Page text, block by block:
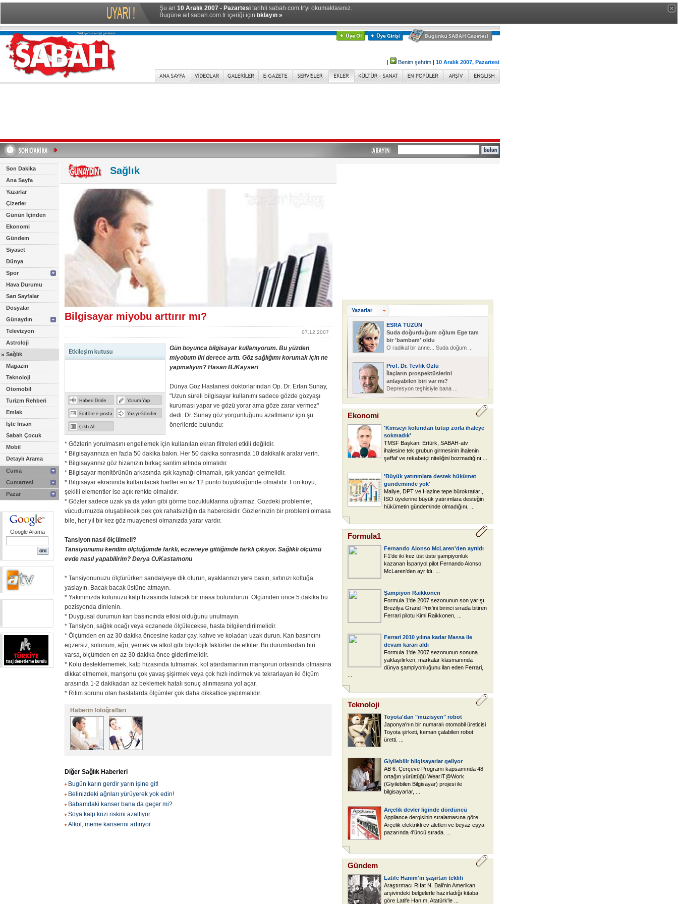
Şu an 10 Aralık 2007 - Pazartesi tarihli sabah.com.tr'yi okumaktasınız.
Bugüne ait sabah.com.tr içeriği için tıklayın »
| Benim şehrim | 10 Aralık 2007, Pazartesi
Son Dakika
Ana Sayfa
Yazarlar
Çizerler
Günün İçinden
Ekonomi
Gündem
Siyaset
Dünya
Spor
Hava Durumu
Sarı Sayfalar
Dosyalar
Günaydın
Televizyon
Astroloji
» Sağlık
Magazin
Teknoloji
Otomobil
Turizm Rehberi
Emlak
İşte İnsan
Sabah Çocuk
Mobil
Detaylı Arama
Cuma
Cumartesi
Pazar
Google Arama
Sağlık
Bilgisayar miyobu arttırır mı?
07.12.2007
Gün boyunca bilgisayar kullanıyorum. Bu yüzden
miyobum iki derece arttı. Göz sağlığımı korumak için ne
yapmalıyım? Hasan B./Kayseri
Dünya Göz Hastanesi doktorlarından Op. Dr. Ertan Sunay,
"Uzun süreli bilgisayar kullanımı sadece gözde gözyaşı
kuruması yapar ve gözü yorar ama göze zarar vermez"
dedi. Dr. Sunay göz yorgunluğunu azaltmanız için şu
önerilerde bulundu:
* Gözlerin yorulmasını engellemek için kullanılan ekran filtreleri etkili değildir.
* Bilgisayarınıza en fazla 50 dakika bakın. Her 50 dakika sonrasında 10 dakikalık aralar verin.
* Bilgisayarınız göz hizanızın birkaç santim altında olmalıdır.
* Bilgisayar monitörünün arkasında ışık kaynağı olmamalı, ışık yandan gelmelidir.
* Bilgisayar ekranında kullanılacak harfler en az 12 punto büyüklüğünde olmalıdır. Fon koyu,
şekilli elementler ise açık renkte olmalıdır.
* Gözler sadece uzak ya da yakın gibi görme bozukluklarına uğramaz. Gözdeki problemler,
vücudumuzda oluşabilecek pek çok rahatsızlığın da habercisidir. Gözlerinizin bir problemi olmasa
bile, her yıl bir kez göz muayenesi olmanızda yarar vardır.
Tansiyon nasıl ölçülmeli?
Tansiyonumu kendim ölçtüğümde farklı, eczeneye gittiğimde farklı çıkıyor. Sağlıklı ölçümü
evde nasıl yapabilirim? Derya O./Kastamonu
* Tansiyonunuzu ölçtürürken sandalyeye dik oturun, ayaklarınızı yere basın, sırtınızı koltuğa
yaslayın. Bacak bacak üstüne atmayın.
* Yakınınızda kolunuzu kalp hizasında tutacak bir masa bulundurun. Ölçümden önce 5 dakika bu
pozisyonda dinlenin.
* Duygusal durumun kan basıncında etkisi olduğunu unutmayın.
* Tansiyon, sağlık ocağı veya eczanede ölçülecekse, hasta bilgilendirilmelidir.
* Ölçümden en az 30 dakika öncesine kadar çay, kahve ve koladan uzak durun. Kan basıncını
egzersiz, solunum, ağrı, yemek ve alkol gibi biyolojik faktörler de etkiler. Bu durumlardan biri
varsa, ölçümden en az 30 dakika önce giderilmelidir.
* Kolu desteklememek, kalp hizasında tutmamak, kol atardamarının manşorun ortasında olmasına
dikkat etmemek, manşonu çok yavaş şişirmek veya çok hızlı indirmek ve tekrarlayan iki ölçüm
arasında 1-2 dakikadan az beklemek hatalı sonuç alınmasına yol açar.
* Ritim sorunu olan hastalarda ölçümler çok daha dikkatlice yapılmalıdır.
Haberin fotoğrafları
Diğer Sağlık Haberleri
Bugün karın gerdir yarın işine git!
Belinizdeki ağrıları yürüyerek yok edin!
Babamdaki kanser bana da geçer mi?
Soya kalp krizi riskini azaltıyor
Alkol, meme kanserini artırıyor
Yazarlar
ESRA TÜZÜN
Suda doğurduğum oğlum Ege tam
bir 'bambam' oldu
O radikal bir anne... Suda doğum ...
Prof. Dr. Tevfik Özlü
İlaçların prospektüslerini
anlayabilen biri var mı?
Depresyon teşhisiyle bana ...
Ekonomi
'Kimseyi kolundan tutup zorla ihaleye
sokmadık'
TMSF Başkanı Ertürk, SABAH-atv
ihalesine tek grubun girmesinin ihalenin
şeffaf ve rekabetçi niteliğini bozmadığını ...
'Büyük yatırımlara destek hükümet
gündeminde yok'
Maliye, DPT ve Hazine tepe bürokratları,
İSO üyelerine büyük yatırımlara desteğin
hükümetin gündeminde olmadığını, ...
Formula1
Fernando Alonso McLaren'den ayrıldı
F1'de iki kez üst üste şampiyonluk
kazanan İspanyol pilot Fernando Alonso,
McLaren'den ayrıldı. ...
Şampiyon Raikkonen
Formula 1'de 2007 sezonunun son yarışı
Brezilya Grand Prix'ini birinci sırada bitiren
Ferrari pilotu Kimi Raikkonen, ...
Ferrari 2010 yılına kadar Massa ile
devam kararı aldı
Formula 1'de 2007 sezonunun sonuna
yaklaşılırken, markalar klasmanında
dünya şampiyonluğunu ilan eden Ferrari,
Teknoloji
Toyota'dan "müzisyen" robot
Japonya'nın bir numaralı otomobil üreticisi
Toyota şirketi, keman çalabilen robot
üretti. ...
Giyilebilir bilgisayarlar geliyor
AB 6. Çerçeve Programı kapsamında 48
ortağın yürüttüğü WearIT@Work
(Giyilebilen Bilgisayar) projesi ile
bilgisayarlar, ...
Arçelik devler liginde dördüncü
Appliance dergisinin sıralamasına göre
Arçelik elektrikli ev aletleri ve beyaz eşya
pazarında 4'üncü sırada. ...
Gündem
Latife Hanım'ın şaşırtan teklifi
Araştırmacı Rıfat N. Bali'nin Amerikan
arşivindeki belgelerle hazırladığı kitaba
göre Latife Hanım, Atatürk'le ...